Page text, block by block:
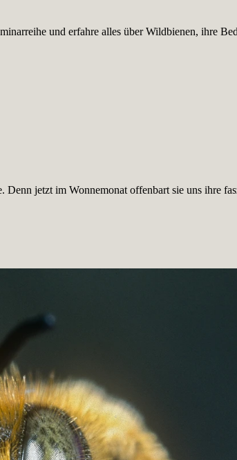
und erfahre alles über Wildbienen, ihre
jetzt im Wonnemonat offenbart sie uns ihre